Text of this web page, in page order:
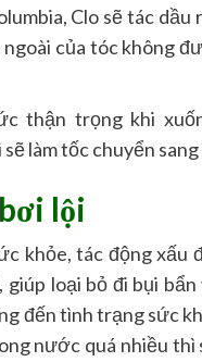
Clo sẽ tác dầu
của tóc không
thận trọng khi
làm tốc chuyển sang
lội
khỏe, tác động xấu
loại bỏ đi bụi
đến tình trạng sức
nước quá nhiều thì